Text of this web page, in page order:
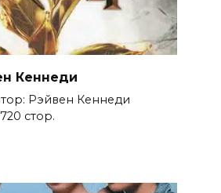
Кеннеди
Рэйвен Кеннеди
стор.